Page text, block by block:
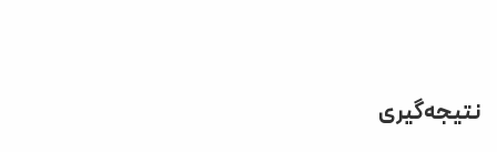
نتیجه‌گیری